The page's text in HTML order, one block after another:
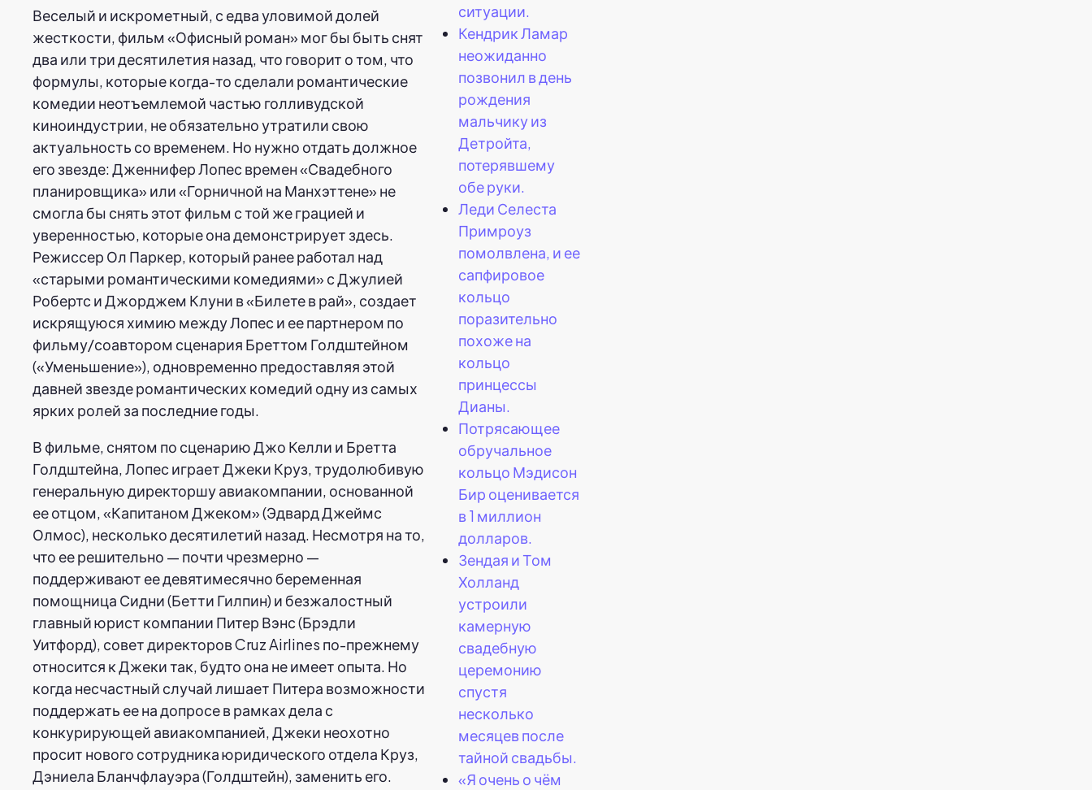
Веселый и искрометный, с едва уловимой долей
жесткости, фильм «Офисный роман» мог бы быть снят
два или три десятилетия назад, что говорит о том, что
формулы, которые когда-то сделали романтические
комедии неотъемлемой частью голливудской
киноиндустрии, не обязательно утратили свою
актуальность со временем. Но нужно отдать должное
его звезде: Дженнифер Лопес времен «Свадебного
планировщика» или «Горничной на Манхэттене» не
смогла бы снять этот фильм с той же грацией и
уверенностью, которые она демонстрирует здесь.
Режиссер Ол Паркер, который ранее работал над
«старыми романтическими комедиями» с Джулией
Робертс и Джорджем Клуни в «Билете в рай», создает
искрящуюся химию между Лопес и ее партнером по
фильму/соавтором сценария Бреттом Голдштейном
(«Уменьшение»), одновременно предоставляя этой
давней звезде романтических комедий одну из самых
ярких ролей за последние годы.
В фильме, снятом по сценарию Джо Келли и Бретта
Голдштейна, Лопес играет Джеки Круз, трудолюбивую
генеральную директоршу авиакомпании, основанной
ее отцом, «Капитаном Джеком» (Эдвард Джеймс
Олмос), несколько десятилетий назад. Несмотря на то,
что ее решительно — почти чрезмерно —
поддерживают ее девятимесячно беременная
помощница Сидни (Бетти Гилпин) и безжалостный
главный юрист компании Питер Вэнс (Брэдли
Уитфорд), совет директоров Cruz Airlines по-прежнему
относится к Джеки так, будто она не имеет опыта. Но
когда несчастный случай лишает Питера возможности
поддержать ее на допросе в рамках дела с
конкурирующей авиакомпанией, Джеки неохотно
просит нового сотрудника юридического отдела Круз,
Дэниела Бланчфлауэра (Голдштейн), заменить его.
ситуации.
Кендрик Ламар
неожиданно
позвонил в день
рождения
мальчику из
Детройта,
потерявшему
обе руки.
Леди Селеста
Примроуз
помолвлена, и ее
сапфировое
кольцо
поразительно
похоже на
кольцо
принцессы
Дианы.
Потрясающее
обручальное
кольцо Мэдисон
Бир оценивается
в 1 миллион
долларов.
Зендая и Том
Холланд
устроили
камерную
свадебную
церемонию
спустя
несколько
месяцев после
тайной свадьбы.
«Я очень о чём